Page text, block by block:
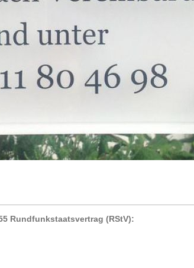
Rundfunkstaatsvertrag (RStV):